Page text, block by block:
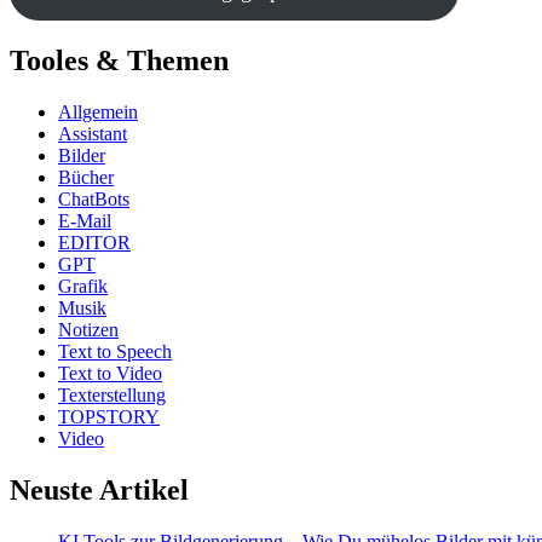
Tooles & Themen
Allgemein
Assistant
Bilder
Bücher
ChatBots
E-Mail
EDITOR
GPT
Grafik
Musik
Notizen
Text to Speech
Text to Video
Texterstellung
TOPSTORY
Video
Neuste Artikel